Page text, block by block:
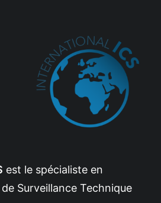
est le spécialiste en
Surveillance Technique